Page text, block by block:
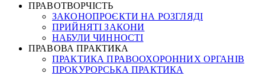
ПРАВОТВОРЧІСТЬ
ЗАКОНОПРОЄКТИ НА РОЗГЛЯДІ
ПРИЙНЯТІ ЗАКОНИ
НАБУЛИ ЧИННОСТІ
ПРАВОВА ПРАКТИКА
ПРАКТИКА ПРАВООХОРОННИХ ОРГАНІВ
ПРОКУРОРСЬКА ПРАКТИКА